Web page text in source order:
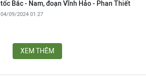
tốc Bắc - Nam, đoạn Vĩnh Hảo - Phan Thiết
04/09/2024 01:27
XEM THÊM